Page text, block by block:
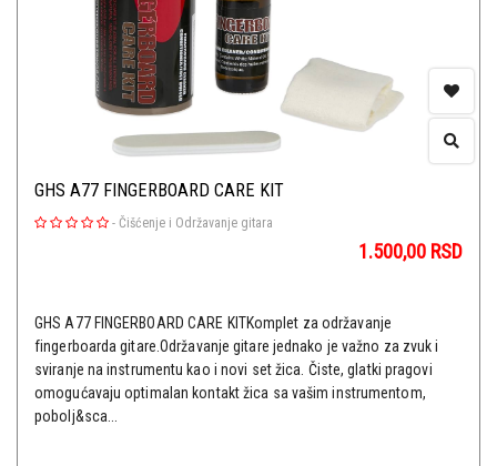
GHS A77 FINGERBOARD CARE KIT
- Čišćenje i Održavanje gitara
1.500,00 RSD
GHS A77 FINGERBOARD CARE KITKomplet za održavanje
fingerboarda gitare.Održavanje gitare jednako je važno za zvuk i
sviranje na instrumentu kao i novi set žica. Čiste, glatki pragovi
omogućavaju optimalan kontakt žica sa vašim instrumentom,
pobolj&sca...